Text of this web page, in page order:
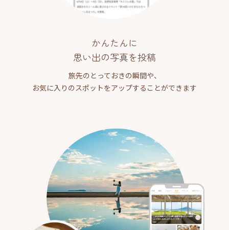
かんたんに
思い出の写真を投稿
旅先のとっておきの瞬間や、
お気に入りのスポットをアップすることができます